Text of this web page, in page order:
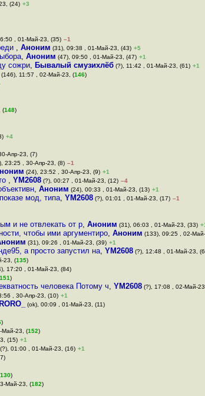
(24) +3
, 01-Май-23, (35) –1
, Аноним (31), 09:38 , 01-Май-23, (43) +5
, Аноним (47), 09:50 , 01-Май-23, (47) +1
сожри, Бывалый смузихлёб (?), 11:42 , 01-Май-23, (61) +1
(146), 11:57 , 02-Май-23, (146)
(148)
+4
Апр-23, (7)
23:25 , 30-Апр-23, (8) –1
(24), 23:52 , 30-Апр-23, (9) +1
, YM2608 (?), 00:27 , 01-Май-23, (12) –4
, Аноним (24), 00:33 , 01-Май-23, (13) +1
мод, типа, YM2608 (?), 01:01 , 01-Май-23, (17) –1
и не отвлекать от р, Аноним (31), 06:03 , 01-Май-23, (33)
чтобы ими аргументиро, Аноним (133), 09:25 , 02-
(31), 09:26 , 01-Май-23, (39) +1
а просто запустил на, YM2608 (?), 12:48 , 01-Май-23,
23, (135)
17:20 , 01-Май-23, (84)
151)
человека Потому ч, YM2608 (?), 17:08 , 02-Май-
, 30-Апр-23, (10) +1
(ok), 00:09 , 01-Май-23, (11)
)
Май-23, (152)
(15) +1
(?), 01:00 , 01-Май-23, (16) +1
130)
Май-23, (182)